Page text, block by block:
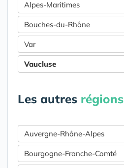
Alpes-Maritimes
Bouches-du-Rhône
Var
Vaucluse
Les autres régions
Auvergne-Rhône-Alpes
Bourgogne-Franche-Comté